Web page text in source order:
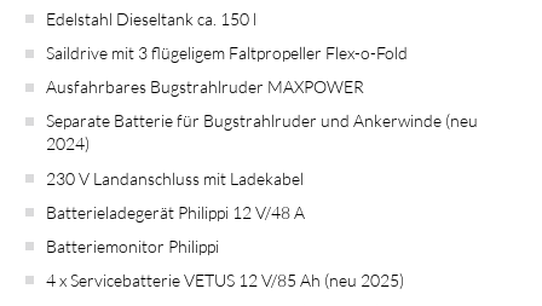
Edelstahl Dieseltank ca. 150 l
Saildrive mit 3 flügeligem Faltpropeller Flex-o-Fold
Ausfahrbares Bugstrahlruder MAXPOWER
Separate Batterie für Bugstrahlruder und Ankerwinde (neu
2024)
230 V Landanschluss mit Ladekabel
Batterieladegerät Philippi 12 V/48 A
Batteriemonitor Philippi
4 x Servicebatterie VETUS 12 V/85 Ah (neu 2025)